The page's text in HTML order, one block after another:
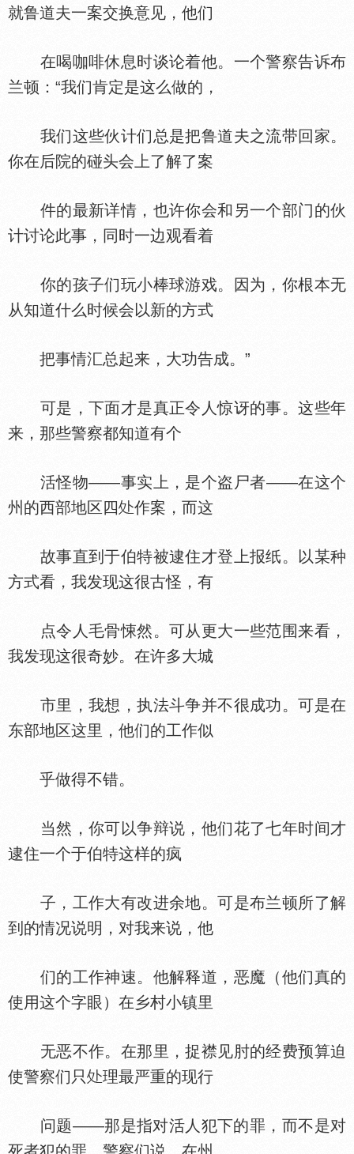
就鲁道夫一案交换意见，他们
在喝咖啡休息时谈论着他。一个警察告诉布
兰顿：“我们肯定是这么做的，
我们这些伙计们总是把鲁道夫之流带回家。
你在后院的碰头会上了解了案
件的最新详情，也许你会和另一个部门的伙
计讨论此事，同时一边观看着
你的孩子们玩小棒球游戏。因为，你根本无
从知道什么时候会以新的方式
把事情汇总起来，大功告成。”
可是，下面才是真正令人惊讶的事。这些年
来，那些警察都知道有个
活怪物——事实上，是个盗尸者——在这个
州的西部地区四
作案，而这
故事直到于伯特被逮住才登上报纸。以某种
方式看，我发现这很古怪，有
点令人毛骨悚然。可从更大一些范围来看，
我发现这很奇妙。在许多大城
市里，我想，执法斗争并不很成功。可是在
东部地区这里，他们的工作似
乎做得不错。
当然，你可以争辩说，他们花了七年时间才
逮住一个于伯特这样的疯
子，工作大有改进余地。可是布兰顿所了解
到的情况说明，对我来说，他
们的工作神速。他解释道，恶魔（他们真的
使用这个字眼）在乡村小镇里
无恶不作。在那里，捉襟见肘的经费预算迫
使警察们只
理最严重的现行
问题——那是指对活人犯下的罪，而不是对